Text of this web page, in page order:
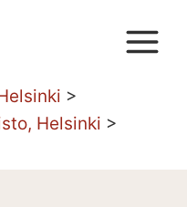
>
Helsinki >